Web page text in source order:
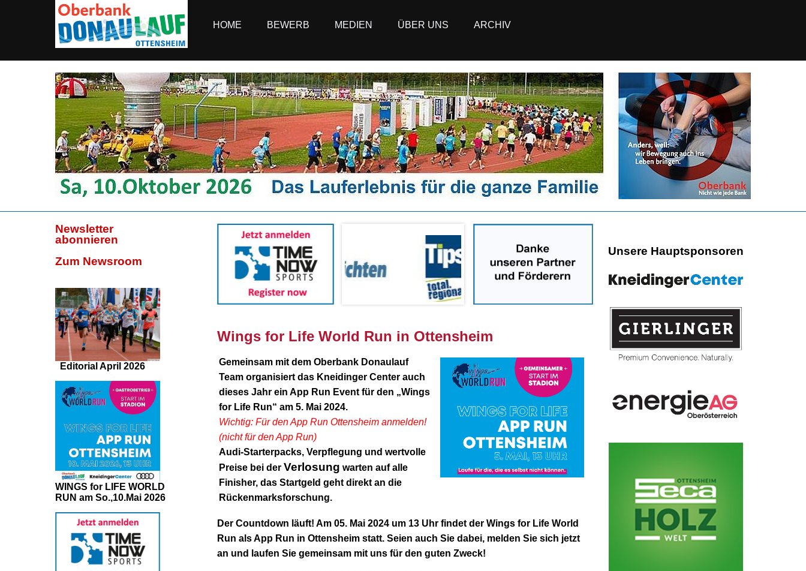
HOME BEWERB MEDIEN ÜBER UNS ARCHIV
Newsletter
abonnieren
Zum Newsroom
Editorial April 2026
WINGS for LIFE WORLD
RUN am So.,10.Mai 2026
Wings for Life World Run in Ottensheim
Gemeinsam mit dem Oberbank Donaulauf
Team organisiert das Kneidinger Center auch
dieses Jahr ein App Run Event für den „Wings
for Life Run“ am 5. Mai 2024.
Wichtig: Für den App Run Ottensheim anmelden!
(nicht für den App Run)
Audi-Starterpacks, Verpflegung und wertvolle
Preise bei der Verlosung warten auf alle
Finisher, das Startgeld geht direkt an die
Rückenmarksforschung.
Der Countdown läuft! Am 05. Mai 2024 um 13 Uhr findet der Wings for Life World
Run als App Run in Ottensheim statt. Seien auch Sie dabei, melden Sie sich jetzt
an und laufen Sie gemeinsam mit uns für den guten Zweck!
Unsere Hauptsponsoren